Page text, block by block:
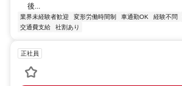
後...
業界未経験者歓迎 変形労働時間制 車通勤OK 経験不問
交通費支給
社割あり
正社員